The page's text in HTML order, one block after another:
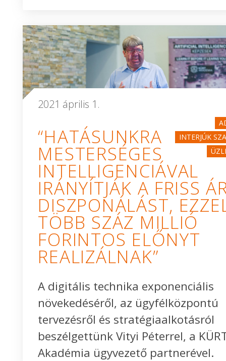
INTERJÚK
2021 április 1.
“HATÁSUNKRA
MESTERSÉGES
INTELLIGENCIÁVAL
IRÁNYÍTJÁK A FRISS
DISZPONÁLÁST,
TÖBB SZÁZ MILLIÓ
FORINTOS ELŐNYT
REALIZÁLNAK”
A digitális technika exponenciális
növekedéséről, az ügyfélközpontú
tervezésről és stratégiaalkotásról
beszélgettünk Vityi Péterrel, a
Akadémia ügyvezető partnerével.